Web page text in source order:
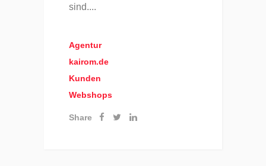
sind....
Agentur
kairom.de
Kunden
Webshops
Share